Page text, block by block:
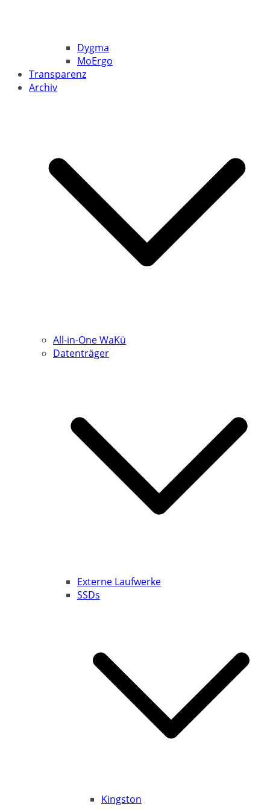
Dygma
MoErgo
Transparenz
Archiv
All-in-One WaKü
Datenträger
Externe Laufwerke
SSDs
Kingston